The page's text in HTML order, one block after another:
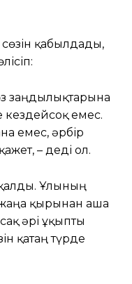
қабылдады,
заңдылықтарына
емес.
емес, әрбір
қажет, – деді ол.
қалды. Ұлының
қырынан аша
әрі ұқыпты
қатаң түрде